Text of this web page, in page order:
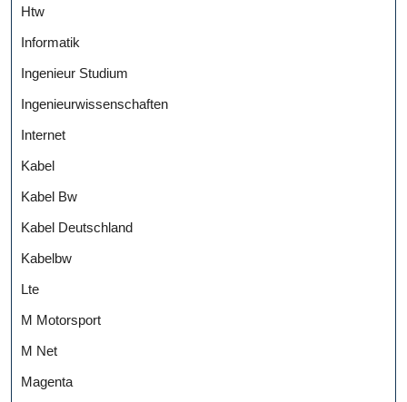
Htw
Informatik
Ingenieur Studium
Ingenieurwissenschaften
Internet
Kabel
Kabel Bw
Kabel Deutschland
Kabelbw
Lte
M Motorsport
M Net
Magenta